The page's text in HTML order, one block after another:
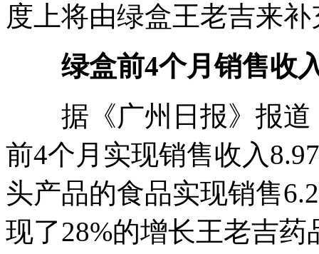
度上将由绿盒王老吉来补
绿盒前4个月销售收
据《广州日报》报道
前4个月实现销售收入
头产品的食品实现销售
现了28%的增长王老吉